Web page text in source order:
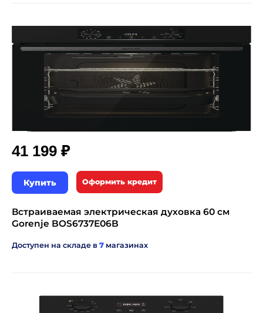
41 199 ₽
Купить Оформить кредит
Встраиваемая электрическая духовка 60 см
Gorenje BOS6737E06B
Доступен на складе в 7 магазинах